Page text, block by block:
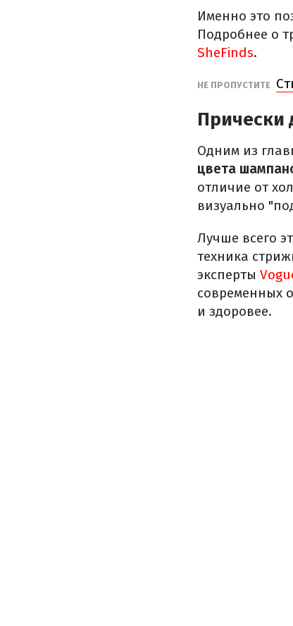
Именно это
Подробнее о
SheFinds.
НЕ ПРОПУСТИТЕ
Прически
Одним из
цвета
отличие от
визуально
Лучше всего
техника
эксперты
современных
и здоровее.